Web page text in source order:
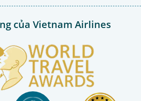
của Vietnam Airlines